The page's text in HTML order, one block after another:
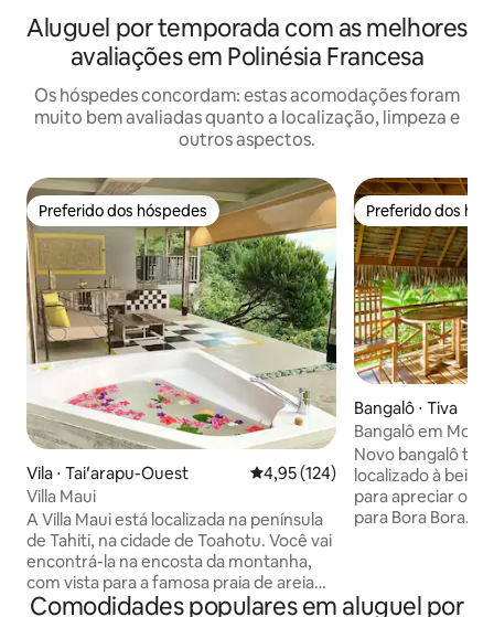
Aluguel por temporada com as melhores
avaliações em Polinésia Francesa
Os hóspedes concordam: estas acomodações foram
muito bem avaliadas quanto a localização, limpeza e
outros aspectos.
Preferido dos hóspedes
Preferido dos hóspedes
Vila ⋅ Taiʻarapu-Ouest 4,95 de uma avaliação média de
4,95 (124)
Villa Maui
A Villa Maui está localizada na península
de Tahiti, na cidade de Toahotu. Você vai
encontrá-la na encosta da montanha,
com vista para a famosa praia de areia
branca de Tahiti Iti, chamada “La plage
Preferido dos
Preferido dos
Bangalô ⋅ Tiva
Bangalô em
Novo bangalô
localizado à beira-mar. Lugar
para apreciar o
para Bora Bora.
2.000 XPF a partir
Comodidades populares em aluguel por